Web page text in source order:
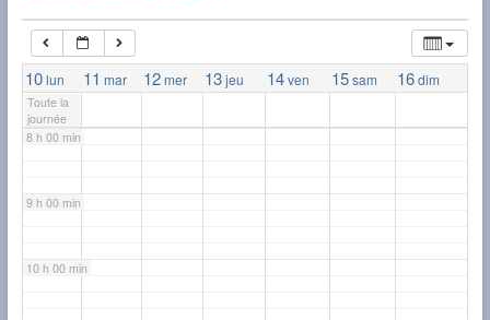
10lun 11 mar 12mer 13jeu 14ven 15sam 16dim
Toute la
journée
7 h 00 min
8 h 00 min
9 h 00 min
10 h 00 min